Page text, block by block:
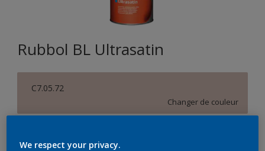
Rubbol BL Ultrasatin
C7.05.72
Changer de couleur
We respect your privacy.